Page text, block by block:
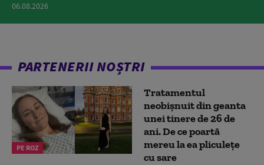
06.08.2026
PARTENERII NOȘTRI
PE ROZ
Tratamentul
neobișnuit din geanta
unei tinere de 26 de
ani. De ce poartă
mereu la ea pliculețe
cu sare